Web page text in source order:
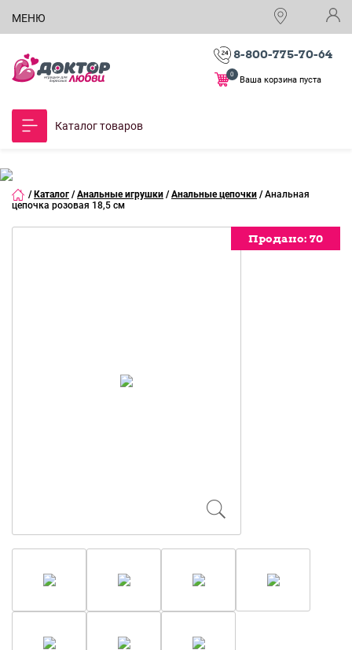
МЕНЮ
8-800-775-70-64
Ваша корзина пуста
0
Каталог товаров
/ Каталог / Анальные игрушки / Анальные цепочки / Анальная
цепочка розовая 18,5 см
Продано: 70
Продано: 70
Продано: 70
Продано: 70
Продано: 70
Продано: 70
Продано: 70